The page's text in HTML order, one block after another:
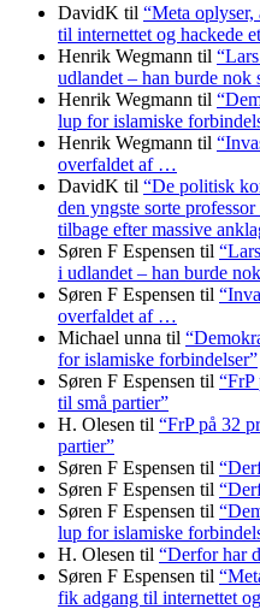
DavidK til “Meta
til internettet og hackede
Henrik Wegmann til
udlandet – han burde nok
Henrik Wegmann til
lup for islamiske
Henrik Wegmann til
overfaldet af …
DavidK til “De politisk
den yngste sorte
tilbage efter massive
Søren F Espensen til
i udlandet – han burde
Søren F Espensen til
overfaldet af …
Michael unna til
for islamiske forbindelser”
Søren F Espensen til “FrP
til små partier”
H. Olesen til “FrP på 32
partier”
Søren F Espensen til
Søren F Espensen til
Søren F Espensen til
lup for islamiske
H. Olesen til “Derfor har
Søren F Espensen til
fik adgang til internettet